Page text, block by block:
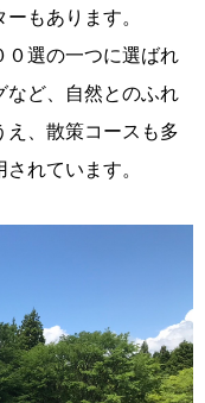
もあります。
０選の一つに選ばれ
など、自然とのふれ
え、散策コースも多
れています。